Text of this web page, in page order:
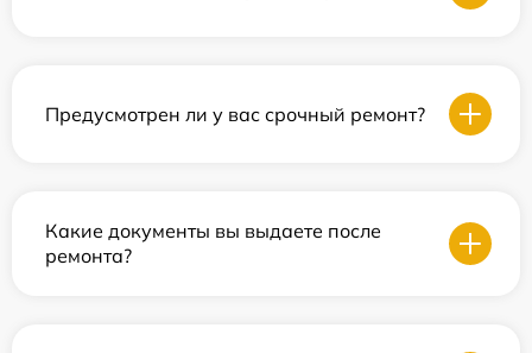
Предусмотрен ли у вас срочный ремонт?
Какие документы вы выдаете после
ремонта?